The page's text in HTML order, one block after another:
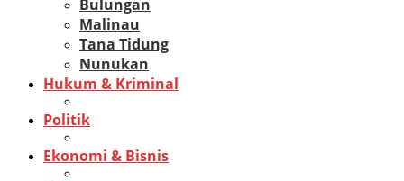
Bulungan
Malinau
Tana Tidung
Nunukan
Hukum & Kriminal
Politik
Ekonomi & Bisnis